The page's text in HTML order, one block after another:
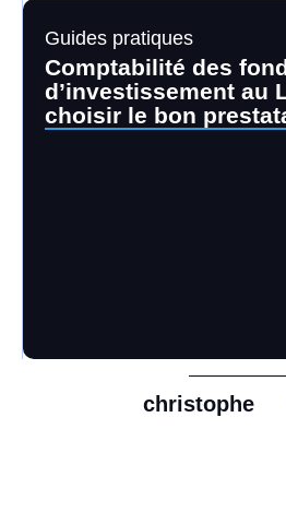
Guides pratiques
Comptabilité des
d’investissement au
choisir le bon
christophe